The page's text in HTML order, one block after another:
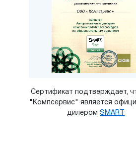
Сертификат подтверждает,
"Компсервис" является
дилером SMART